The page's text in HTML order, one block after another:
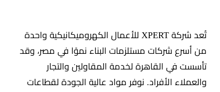
تُعد شركة XPERT للأعمال الكهروميكانيكية واحدة
من أسرع شركات مستلزمات البناء نموًا في مصر، وقد
تأسست في القاهرة لخدمة المقاولين والتجار
والعملاء الأفراد. نوفر مواد عالية الجودة لقطاعات